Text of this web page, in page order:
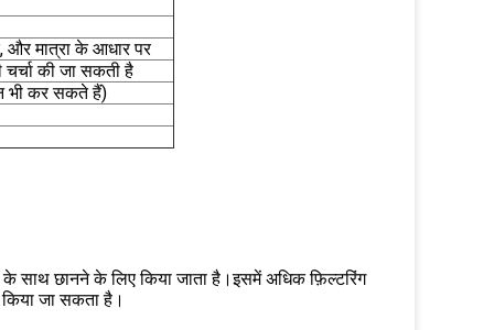
और मात्रा के आधार पर
चर्चा की जा सकती है
भी कर सकते हैं)
छानने के लिए किया जाता है।इसमें अधिक फ़िल्टरिंग
जा सकता है।